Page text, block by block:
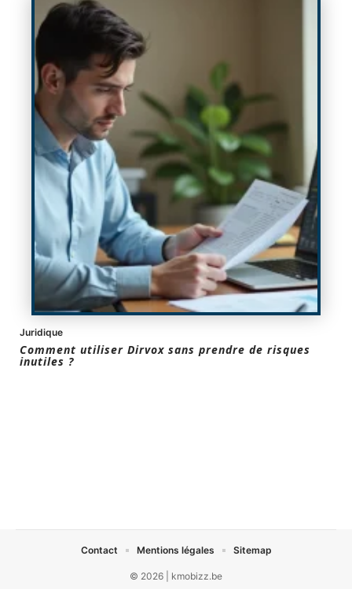
Juridique
Comment utiliser Dirvox sans prendre de risques
inutiles ?
© 2026 | kmobizz.be
Contact Mentions légales Sitemap